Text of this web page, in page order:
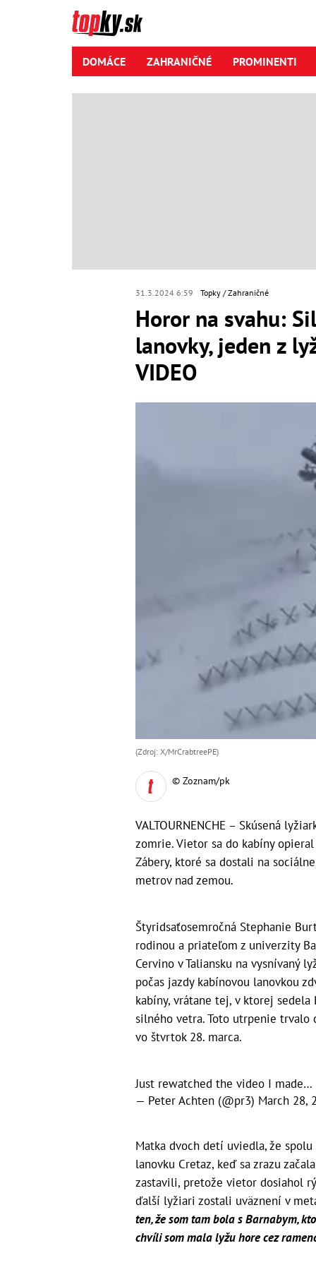
DOMÁCE ZAHRANIČNÉ PROMINENTI
31.3.2024 6:59 Topky Zahraničné
Horor na svahu:
lanovky, jeden z
VIDEO
(Zdroj: X/MrCrabtreePE)
© Zoznam/pk
VALTOURNENCHE – Skúsená
zomrie. Vietor sa do kabíny
Zábery, ktoré sa dostali na
metrov nad zemou.
Štyridsaťosemročná Stephanie
rodinou a priateľom z univerzity
Cervino v Taliansku na vysnívaný
počas jazdy kabínovou lanovkou
kabíny, vrátane tej, v ktorej
silného vetra. Toto utrpenie
vo štvrtok 28. marca.
Just rewatched the video I made…
— Peter Achten (@pr3) March 28,
Matka dvoch detí uviedla, že
lanovku Cretaz, keď sa zrazu
zastavili, pretože vietor dosiahol
ďalší lyžiari zostali uväznení v
ten, že som tam bola s Barnabym,
chvíli som mala lyžu hore cez